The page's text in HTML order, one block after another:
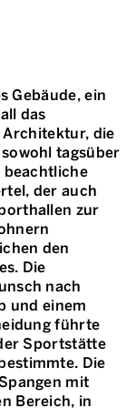
Gebäude, ein
das
Architektur, die
tagsüber
beachtliche
der auch
zur
den
Die
nach
und einem
führte
Sportstätte
Die
mit
Bereich, in